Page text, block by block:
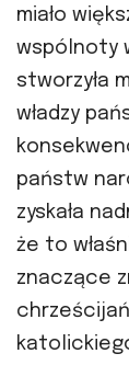
miało
wspólnoty
stworzyła
władzy
państw
zyskała
że to
znaczące